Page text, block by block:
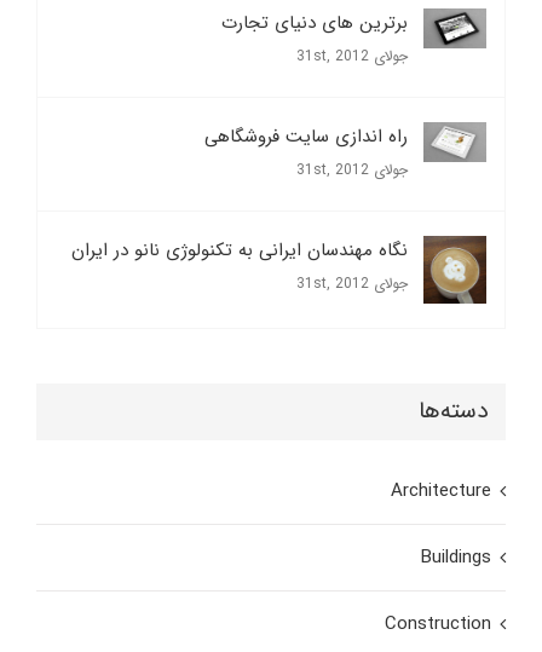
برترین های دنیای تجارت
جولای 31st, 2012
راه اندازی سایت فروشگاهی
جولای 31st, 2012
نگاه مهندسان ایرانی به تکنولوژی نانو در ایران
جولای 31st, 2012
دسته‌ها
Architecture
Buildings
Construction